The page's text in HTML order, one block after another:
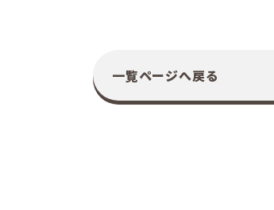
一覧ページへ戻る